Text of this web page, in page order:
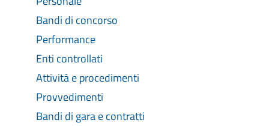
Bandi di concorso
Performance
Enti controllati
Attività e procedimenti
Provvedimenti
Bandi di gara e contratti